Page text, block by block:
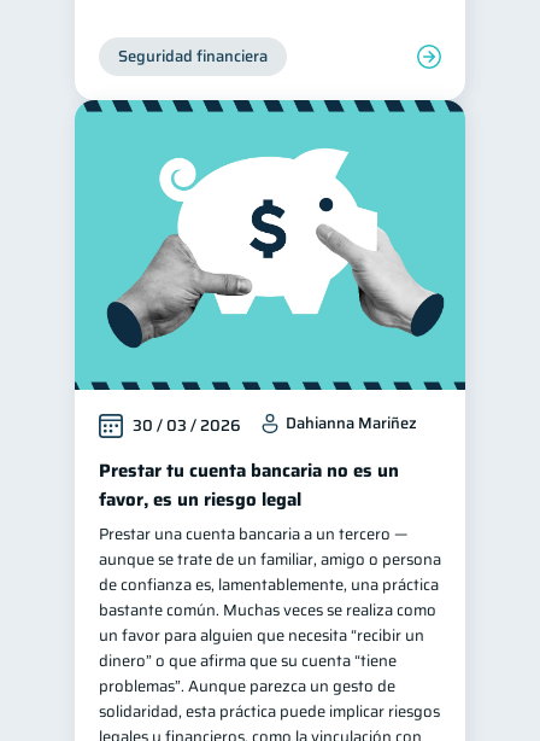
Seguridad financiera
30 / 03 / 2026 Dahianna Mariñez
Prestar tu cuenta bancaria no es un
favor, es un riesgo legal
Prestar una cuenta bancaria a un tercero —
aunque se trate de un familiar, amigo o persona
de confianza es, lamentablemente, una práctica
bastante común. Muchas veces se realiza como
un favor para alguien que necesita “recibir un
dinero” o que afirma que su cuenta “tiene
problemas”. Aunque parezca un gesto de
solidaridad, esta práctica puede implicar riesgos